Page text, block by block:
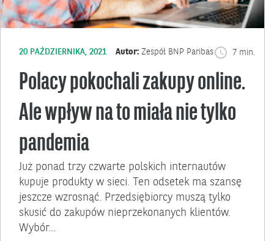
20 PAŹDZIERNIKA, 2021 Autor: Zespół BNP Paribas 7 min.
Polacy pokochali zakupy online.
Ale wpływ na to miała nie tylko
pandemia
Już ponad trzy czwarte polskich internautów
kupuje produkty w sieci. Ten odsetek ma szansę
jeszcze wzrosnąć. Przedsiębiorcy muszą tylko
skusić do zakupów nieprzekonanych klientów.
Wybór…